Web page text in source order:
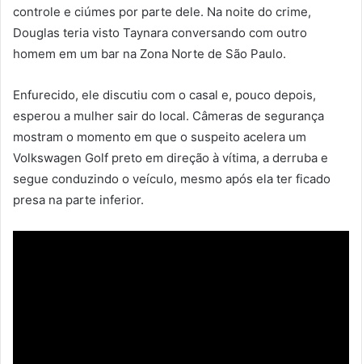
controle e ciúmes por parte dele. Na noite do crime,
Douglas teria visto Taynara conversando com outro
homem em um bar na Zona Norte de São Paulo.
Enfurecido, ele discutiu com o casal e, pouco depois,
esperou a mulher sair do local. Câmeras de segurança
mostram o momento em que o suspeito acelera um
Volkswagen Golf preto em direção à vítima, a derruba e
segue conduzindo o veículo, mesmo após ela ter ficado
presa na parte inferior.